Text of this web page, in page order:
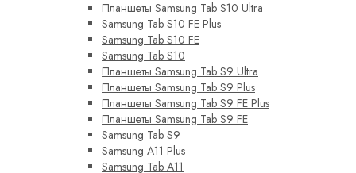
Планшеты Samsung Tab S10 Ultra
Samsung Tab S10 FE Plus
Samsung Tab S10 FE
Samsung Tab S10
Планшеты Samsung Tab S9 Ultra
Планшеты Samsung Tab S9 Plus
Планшеты Samsung Tab S9 FE Plus
Планшеты Samsung Tab S9 FE
Samsung Tab S9
Samsung A11 Plus
Samsung Tab A11